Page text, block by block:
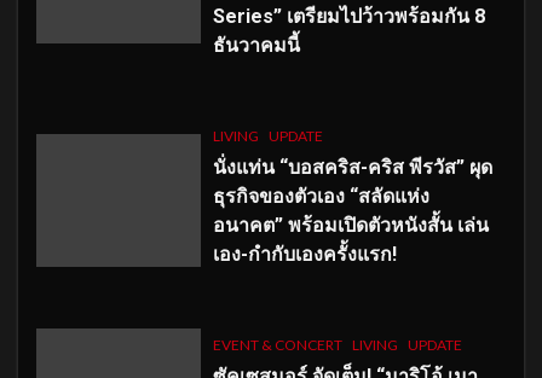
Series” เตรียมไปว้าวพร้อมกัน 8
ธันวาคมนี้
LIVING UPDATE
นั่งแท่น “บอสคริส-คริส พีรวัส” ผุด
ธุรกิจของตัวเอง “สลัดแห่ง
อนาคต” พร้อมเปิดตัวหนังสั้น เล่น
เอง-กำกับเองครั้งแรก!
EVENT & CONCERT LIVING UPDATE